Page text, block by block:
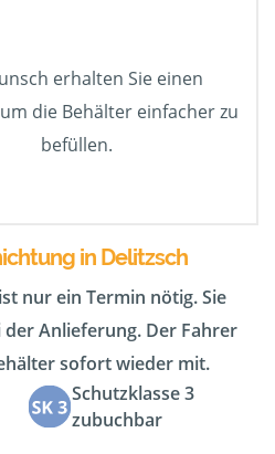
erhalten Sie einen
die Behälter einfacher zu
befüllen.
in Delitzsch
nur ein Termin nötig. Sie
Anlieferung. Der Fahrer
sofort wieder mit.
Schutzklasse 3
zubuchbar